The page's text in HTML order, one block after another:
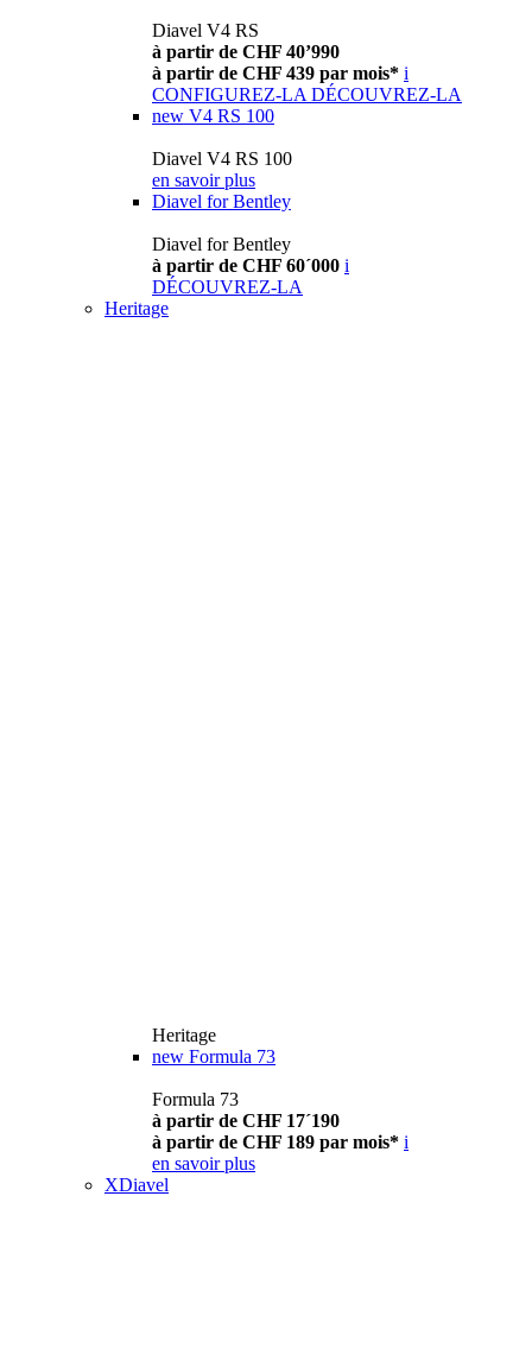
Diavel V4 RS
à partir de CHF 40’990
à partir de CHF 439 par mois* i
CONFIGUREZ-LA DÉCOUVREZ-LA
new V4 RS 100
Diavel V4 RS 100
en savoir plus
Diavel for Bentley
Diavel for Bentley
à partir de CHF 60´000 i
DÉCOUVREZ-LA
Heritage
Heritage
new Formula 73
Formula 73
à partir de CHF 17´190
à partir de CHF 189 par mois* i
en savoir plus
XDiavel